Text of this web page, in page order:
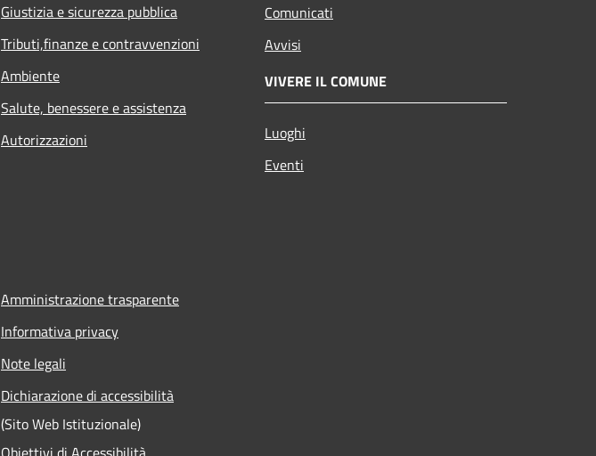
Giustizia e sicurezza pubblica
Tributi,finanze e contravvenzioni
Ambiente
Salute, benessere e assistenza
Autorizzazioni
Comunicati
Avvisi
VIVERE IL COMUNE
Luoghi
Eventi
Amministrazione trasparente
Informativa privacy
Note legali
Dichiarazione di accessibilità
(Sito Web Istituzionale)